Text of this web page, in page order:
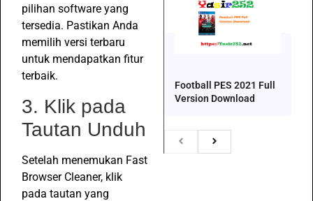
pilihan software yang
tersedia. Pastikan Anda
memilih versi terbaru
untuk mendapatkan fitur
terbaik.
3. Klik pada
Tautan Unduh
Setelah menemukan Fast
Browser Cleaner, klik
pada tautan yang
Football PES 2021 Full
Version Download